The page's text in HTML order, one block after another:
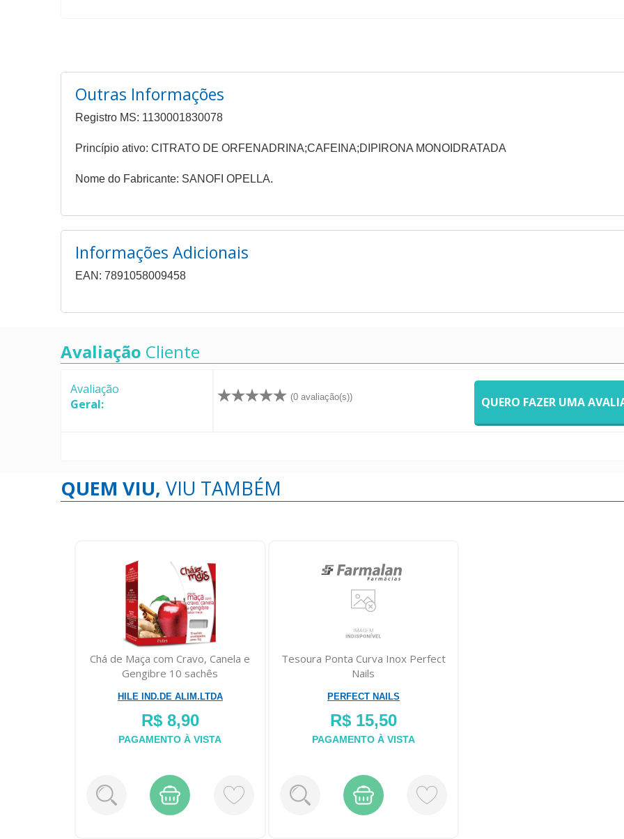
Outras Informações
Registro MS: 1130001830078
Princípio ativo: CITRATO DE ORFENADRINA;CAFEINA;DIPIRONA MONOIDRATADA
Nome do Fabricante: SANOFI OPELLA.
Informações Adicionais
EAN: 7891058009458
Avaliação Cliente
Avaliação
Geral:
(0 avaliação(s)) QUERO FAZER UMA
QUEM VIU, VIU TAMBÉM
Chá de Maça com Cravo, Canela e
Gengibre 10 sachês
HILE IND.DE ALIM.LTDA
R$ 8,90
PAGAMENTO À VISTA
Tesoura Ponta Curva Inox Perfect
Nails
PERFECT NAILS
R$ 15,50
PAGAMENTO À VISTA